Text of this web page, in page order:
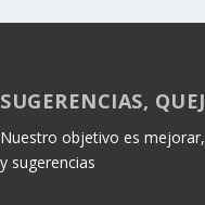
SUGERENCIAS,
Nuestro objetivo es
y sugerencias